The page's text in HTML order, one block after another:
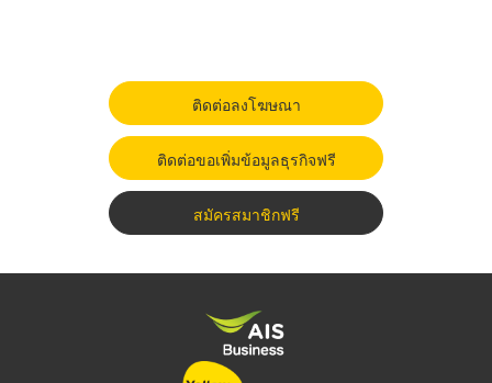
ติดต่อลงโฆษณา
ติดต่อขอเพิ่มข้อมูลธุรกิจฟรี
สมัครสมาชิกฟรี